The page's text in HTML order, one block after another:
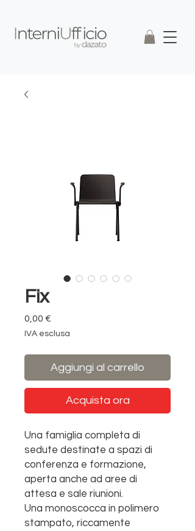
Fix
0,00 €
IVA esclusa
Aggiungi al carrello
Acquista ora
Una famiglia completa di
sedute destinate a spazi di
conferenza e formazione,
aperta anche ad aree di
attesa e sale riunioni.
Una monoscocca in polimero
stampato, riccamente